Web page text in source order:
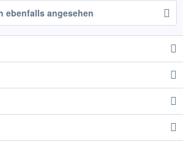
ebenfalls angesehen